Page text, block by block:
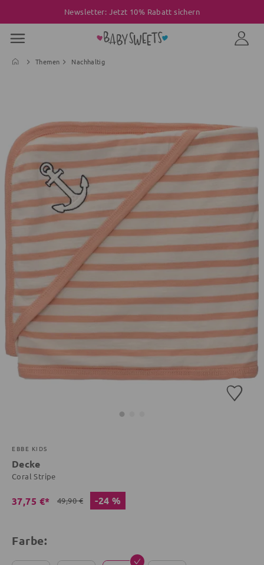
Newsletter: Jetzt 10% Rabatt sichern
Themen Nachhaltig
EBBE KIDS
Decke
Coral Stripe
37,75 €* 49,90 € -24 %
Farbe: